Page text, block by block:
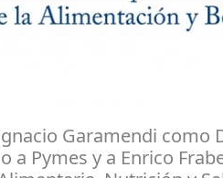
Garamendi como
a Pymes y a Enrico